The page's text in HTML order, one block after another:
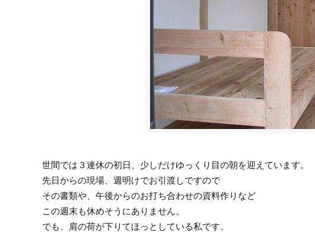
世間では３連休の初日、少しだけゆっくり目の朝を迎えています。
先日からの現場、週明けでお引渡しですので
その書類や、午後からのお打ち合わせの資料作りなど
この週末も休めそうにありません。
でも、肩の荷が下りてほっとしている私です。